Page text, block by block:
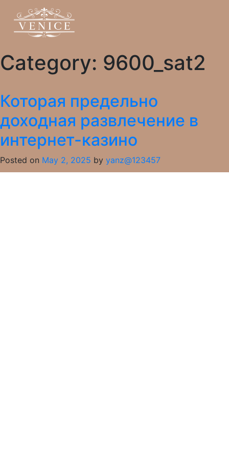
Category: 9600_sat2
Которая предельно
доходная развлечение в
интернет-казино
Posted on May 2, 2025 by yanz@123457